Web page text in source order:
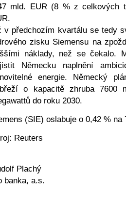
mld. EUR (8 % z celkových
v předchozím kvartálu se tedy
zisku Siemensu na
náklady, než se čekalo.
Německu naplnění
energie. Německý
o kapacitě zhruba 7600
do roku 2030.
(SIE) oslabuje o 0,42 % na
Reuters
Plachý
banka, a.s.